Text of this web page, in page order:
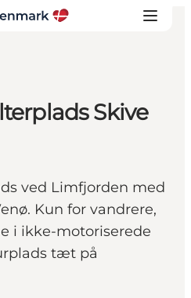
Skive
ved Limfjorden med
Kun for vandrere,
i ikke-motoriserede
tæt på